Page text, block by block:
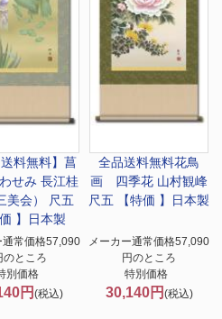
料無料】 菖
せみ 長江桂
美会） 尺五
価 】日本製
通常価格57,090
のところ
別価格
円(税込)
全品送料無料花鳥
画 四季花 山村観峰
尺五 【特価 】日本製
メーカー通常価格57,090
円のところ
特別価格
30,140円 (税込)